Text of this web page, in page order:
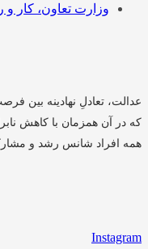
وزارت تعاون، کار و
عدالت، تعادلِ نهادینه بین
که در آن همزمان با کاهش
همه افراد شانس رشد و
Instagram